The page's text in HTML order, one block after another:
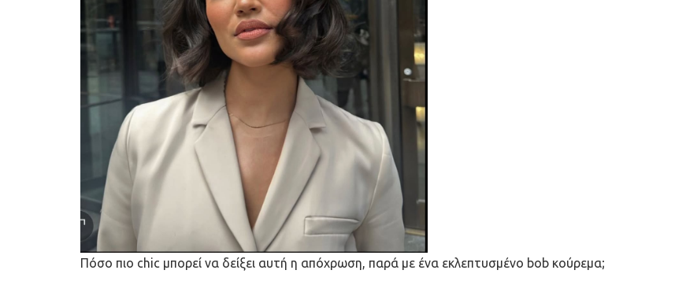
Πόσο πιο chic μπορεί να δείξει αυτή η απόχρωση, παρά με ένα εκλεπτυσμένο bob κούρεμα;